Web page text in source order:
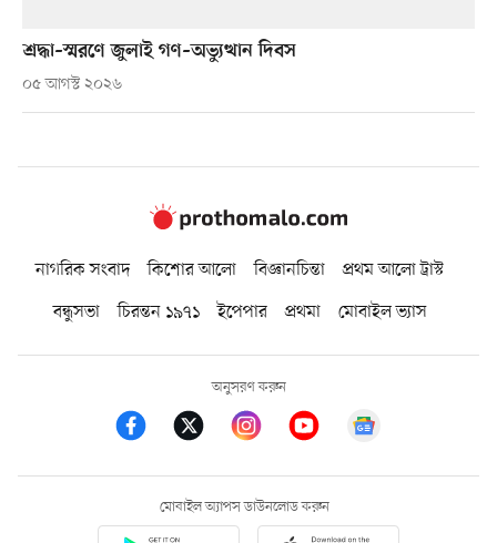
শ্রদ্ধা–স্মরণে জুলাই গণ–অভ্যুত্থান দিবস
০৫ আগস্ট ২০২৬
নাগরিক সংবাদ কিশোর আলো বিজ্ঞানচিন্তা
প্রথম আলো ট্রাস্ট
বন্ধুসভা
চিরন্তন ১৯৭১ ইপেপার প্রথমা মোবাইল ভ্যাস
অনুসরণ করুন
মোবাইল অ্যাপস ডাউনলোড করুন